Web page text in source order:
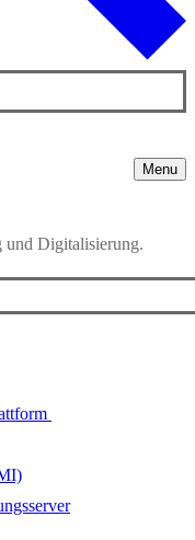
Menu
und Digitalisierung.